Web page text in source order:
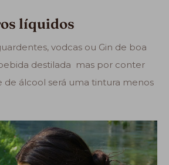
líquidos
vodcas ou Gin de boa
destilada mas por conter
de álcool será uma tintura menos